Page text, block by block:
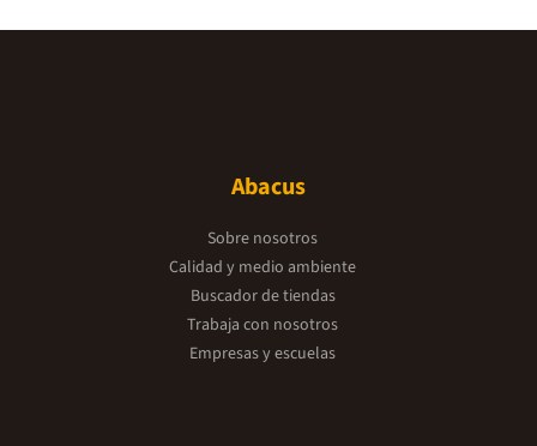
Abacus
Sobre nosotros
Calidad y medio ambiente
Buscador de tiendas
Trabaja con nosotros
Empresas y escuelas